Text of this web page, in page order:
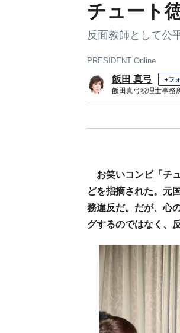
チュート
反面教師として公
PRESIDENT Online
飯田 真弓 +フ
飯田真弓税理士事務
お笑いコンビ「チ
どを指摘された。元
務違反だ。だが、心
グするのではなく、